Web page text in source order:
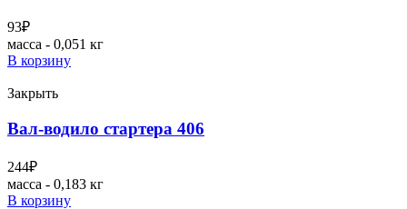
93₽
масса - 0,051 кг
В корзину
Закрыть
Вал-водило стартера 406
244₽
масса - 0,183 кг
В корзину